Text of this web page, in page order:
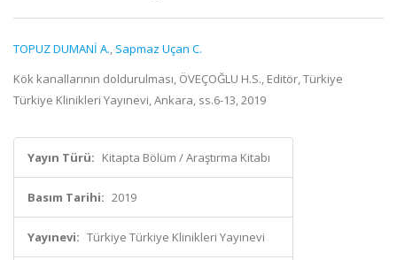
TOPUZ DUMANİ A., Sapmaz Uçan C.
Kök kanallarının doldurulması, ÖVEÇOĞLU H.S., Editör, Türkiye
Türkiye Klinikleri Yayınevi, Ankara, ss.6-13, 2019
Yayın Türü: Kitapta Bölüm / Araştırma Kitabı
Basım Tarihi: 2019
Yayınevi: Türkiye Türkiye Klinikleri Yayınevi